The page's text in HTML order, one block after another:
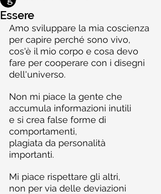
Essere
Amo sviluppare la mia coscienza
per capire perché sono vivo,
cos'è il mio corpo e cosa devo
fare per cooperare con i disegni
dell'universo.
Non mi piace la gente che
accumula informazioni inutili
e si crea false forme di
comportamenti,
plagiata da personalità
importanti.
Mi piace rispettare gli altri,
non per via delle deviazioni